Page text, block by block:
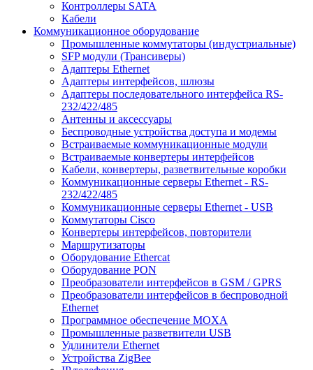
Контроллеры SATA
Кабели
Коммуникационное оборудование
Промышленные коммутаторы (индустриальные)
SFP модули (Трансиверы)
Адаптеры Ethernet
Адаптеры интерфейсов, шлюзы
Адаптеры последовательного интерфейса RS-
232/422/485
Антенны и аксессуары
Беспроводные устройства доступа и модемы
Встраиваемые коммуникационные модули
Встраиваемые конвертеры интерфейсов
Кабели, конвертеры, разветвительные коробки
Коммуникационные серверы Ethernet - RS-
232/422/485
Коммуникационные серверы Ethernet - USB
Коммутаторы Cisco
Конвертеры интерфейсов, повторители
Маршрутизаторы
Оборудование Ethercat
Оборудование PON
Преобразователи интерфейсов в GSM / GPRS
Преобразователи интерфейсов в беспроводной
Ethernet
Программное обеспечение MOXA
Промышленные разветвители USB
Удлинители Ethernet
Устройства ZigBee